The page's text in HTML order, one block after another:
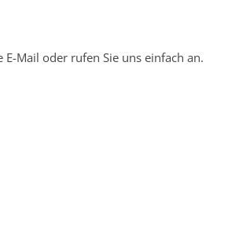
Mail oder rufen Sie uns einfach an.